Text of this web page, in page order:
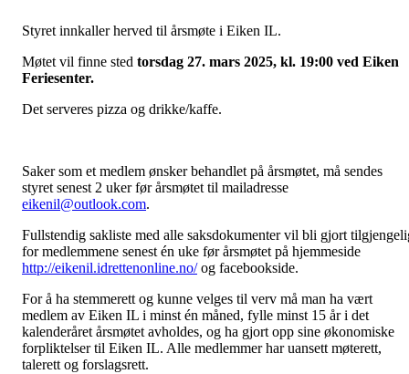
Styret innkaller herved til årsmøte i Eiken IL.
Møtet vil finne sted torsdag 27. mars 2025, kl. 19:00 ved Eiken
Feriesenter.
Det serveres pizza og drikke/kaffe.
Saker som et medlem ønsker behandlet på årsmøtet, må sendes
styret senest 2 uker før årsmøtet til mailadresse
eikenil@outlook.com.
Fullstendig sakliste med alle saksdokumenter vil bli gjort
for medlemmene senest én uke før årsmøtet på hjemmeside
http://eikenil.idrettenonline.no/og facebookside.
For å ha stemmerett og kunne velges til verv må man ha vært
medlem av Eiken IL i minst én måned, fylle minst 15 år i det
kalenderåret årsmøtet avholdes, og ha gjort opp sine økonomiske
forpliktelser til Eiken IL. Alle medlemmer har uansett møterett,
talerett og forslagsrett.